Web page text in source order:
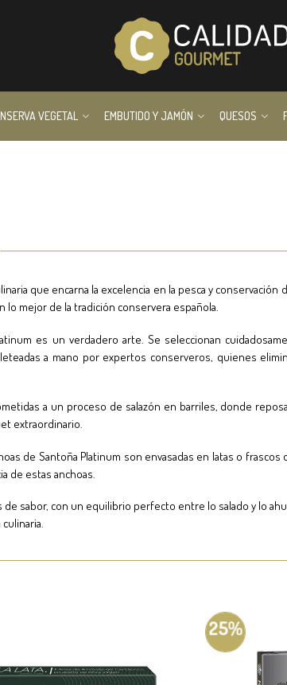
VEGETAL EMBUTIDO Y JAMÓN QUESOS
que encarna la excelencia en la pesca y
lo mejor de la tradición conservera española.
es un verdadero arte. Se seleccionan
a mano por expertos conserveros, quienes
a un proceso de salazón en barriles, donde
extraordinario.
de Santoña Platinum son envasadas en latas o
de estas anchoas.
sabor, con un equilibrio perfecto entre lo salado y lo
25%